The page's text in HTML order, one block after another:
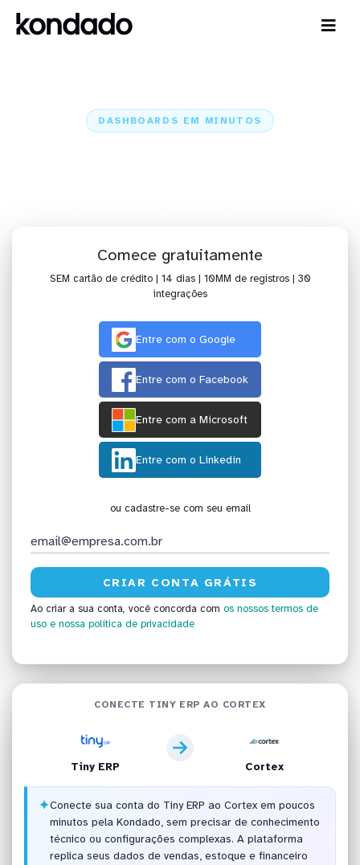
DASHBOARDS EM MINUTOS
Comece gratuitamente
SEM cartão de crédito | 14 dias | 10MM de registros | 30
integrações
Entre com o Google
Entre com o Facebook
Entre com a Microsoft
Entre com o Linkedin
ou cadastre-se com seu email
Ao criar a sua conta, você concorda com os nossos termos de
uso e nossa política de privacidade
CONECTE TINY ERP AO CORTEX
Tiny ERP Cortex
✦Conecte sua conta do Tiny ERP ao Cortex em poucos
minutos pela Kondado, sem precisar de conhecimento
técnico ou configurações complexas. A plataforma
replica seus dados de vendas, estoque e financeiro